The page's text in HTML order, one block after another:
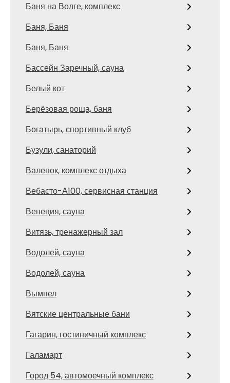
Баня на Волге, комплекс
Баня, Баня
Баня, Баня
Бассейн Заречный, сауна
Белый кот
Берёзовая роща, баня
Богатырь, спортивный клуб
Бузули, санаторий
Валенок, комплекс отдыха
Вебасто-А100, сервисная станция
Венеция, сауна
Витязь, тренажерный зал
Водолей, сауна
Водолей, сауна
Вымпел
Вятские центральные бани
Гагарин, гостиничный комплекс
Галамарт
Город 54, автомоечный комплекс